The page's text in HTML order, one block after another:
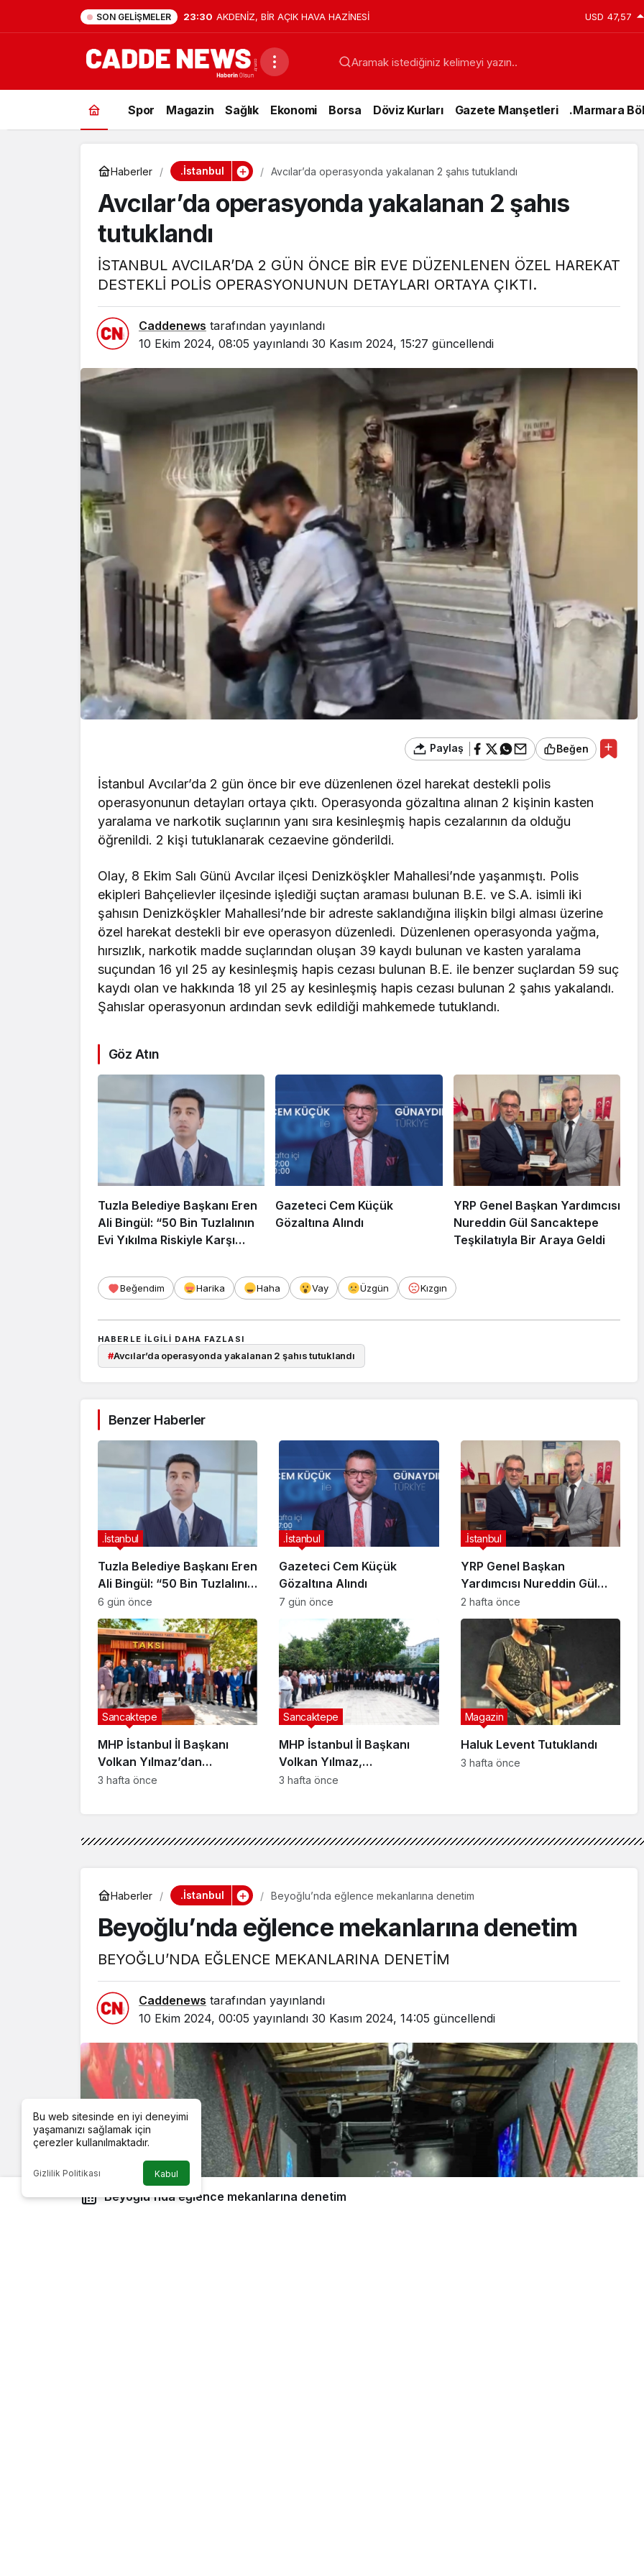
SON GELIŞMELER 23:30 AKDENİZ, BİR AÇIK HAVA HAZİNESİ USD 47,57
Aramak istediğiniz kelimeyi yazın..
Spor Magazin Sağlık Ekonomi Borsa Döviz Kurları Gazete Manşetleri .Marmara
Haberler .İstanbul Avcılar’da operasyonda yakalanan 2 şahıs tutuklandı
Avcılar’da operasyonda yakalanan 2 şahıs
tutuklandı
İSTANBUL AVCILAR’DA 2 GÜN ÖNCE BİR EVE DÜZENLENEN ÖZEL HAREKAT
DESTEKLİ POLİS OPERASYONUNUN DETAYLARI ORTAYA ÇIKTI.
Caddenews tarafından yayınlandı
10 Ekim 2024, 08:05 yayınlandı 30 Kasım 2024, 15:27 güncellendi
Paylaş Beğen
İstanbul Avcılar’da 2 gün önce bir eve düzenlenen özel harekat destekli polis
operasyonunun detayları ortaya çıktı. Operasyonda gözaltına alınan 2 kişinin kasten
yaralama ve narkotik suçlarının yanı sıra kesinleşmiş hapis cezalarının da olduğu
öğrenildi. 2 kişi tutuklanarak cezaevine gönderildi.
Olay, 8 Ekim Salı Günü Avcılar ilçesi Denizköşkler Mahallesi’nde yaşanmıştı. Polis
ekipleri Bahçelievler ilçesinde işlediği suçtan araması bulunan B.E. ve S.A. isimli iki
şahısın Denizköşkler Mahallesi’nde bir adreste saklandığına ilişkin bilgi alması üzerine
özel harekat destekli bir eve operasyon düzenledi. Düzenlenen operasyonda yağma,
hırsızlık, narkotik madde suçlarından oluşan 39 kaydı bulunan ve kasten yaralama
suçundan 16 yıl 25 ay kesinleşmiş hapis cezası bulunan B.E. ile benzer suçlardan 59 suç
kaydı olan ve hakkında 18 yıl 25 ay kesinleşmiş hapis cezası bulunan 2 şahıs yakalandı.
Şahıslar operasyonun ardından sevk edildiği mahkemede tutuklandı.
Göz Atın
Tuzla Belediye Başkanı Eren
Ali Bingül: “50 Bin Tuzlalının
Evi Yıkılma Riskiyle Karşı
Gazeteci Cem Küçük
Gözaltına Alındı
YRP Genel Başkan Yardımcısı
Nureddin Gül Sancaktepe
Teşkilatıyla Bir Araya Geldi
Beğendim Harika Haha Vay Üzgün Kızgın
HABERLE ILGILI DAHA FAZLASI
#Avcılar’da operasyonda yakalanan 2 şahıs tutuklandı
Benzer Haberler
Tuzla Belediye Başkanı Eren
Ali Bingül: “50 Bin Tuzlalının
Evi Yıkılma Riskiyle Karşı
Karşıya”
.İstanbul
6 gün önce
Gazeteci Cem Küçük
Gözaltına Alındı
.İstanbul
7 gün önce
YRP Genel Başkan
Yardımcısı Nureddin Gül
Sancaktepe Teşkilatıyla Bir
Araya Geldi
.İstanbul
2 hafta önce
MHP İstanbul İl Başkanı
Volkan Yılmaz’dan
Sancaktepe Yenidoğan’da
Sancaktepe
3 hafta önce
MHP İstanbul İl Başkanı
Volkan Yılmaz,
Sancaktepe’de Muhtarlarla
Sancaktepe
3 hafta önce
Haluk Levent Tutuklandı
Magazin
3 hafta önce
AKDENİZ, BİR AÇIK
HAVA HAZİNESİ
Genel
Cumhurbaşkanı
Girişiminde Bulunan
FETÖ Firarisi B.K.
Afyonkarahisar’da
Yakalandı
Haberler .İstanbul Beyoğlu’nda eğlence mekanlarına denetim
Beyoğlu’nda eğlence mekanlarına denetim
BEYOĞLU’NDA EĞLENCE MEKANLARINA DENETİM
Caddenews tarafından yayınlandı
10 Ekim 2024, 00:05 yayınlandı 30 Kasım 2024, 14:05 güncellendi
Beyoğlu’nda eğlence mekanlarına denetim
Bu web sitesinde en iyi deneyimi
yaşamanızı sağlamak için
çerezler kullanılmaktadır.
Gizlilik Politikası Kabul